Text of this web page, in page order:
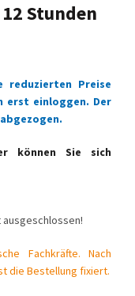
Stunden
reduzierten Preise
erst einloggen. Der
können Sie sich
Fachkräfte. Nach
die Bestellung fixiert.